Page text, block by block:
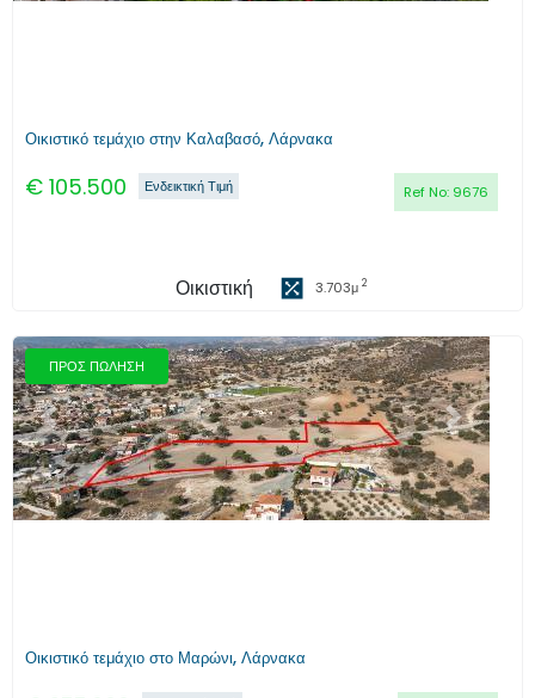
Οικιστικό τεμάχιο στην Καλαβασό, Λάρνακα
€ 105.500 Ref No: 9676
Ενδεικτική Τιμή
Οικιστική 3.703μ 2
ΠΡΟΣ ΠΩΛΗΣΗ
Προηγούμενο Επόμενο
Οικιστικό τεμάχιο στο Μαρώνι, Λάρνακα